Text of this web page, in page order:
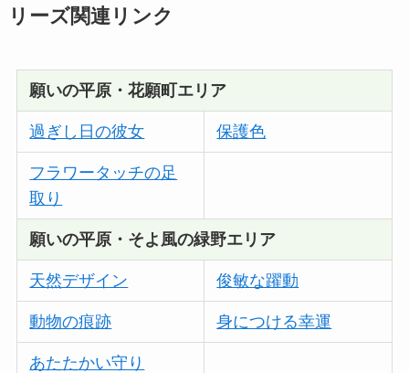
リーズ関連リンク
願いの平原・花願町エリア
過ぎし日の彼女 保護色
フラワータッチの足
取り
願いの平原・そよ風の緑野エリア
天然デザイン 俊敏な躍動
動物の痕跡 身につける幸運
あたたかい守り